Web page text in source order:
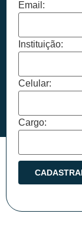
Email:
Instituição:
Celular:
Cargo: